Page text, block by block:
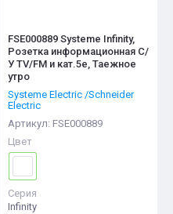
FSE000889 Systeme Infinity,
Розетка информационная С/
У TV/FM и кат.5е, Таежное
утро
Systeme Electric /Schneider
Electric
Артикул: FSE000889
Цвет
Серия
Infinity